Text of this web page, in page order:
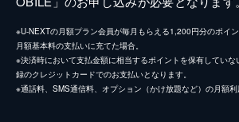
※U-NEXTの月額プラン会員が毎月もらえる1,200円分のポイ
月額基本料の支払いに充てた場合。
※決済時において支払金額に相当するポイントを保有してい
録のクレジットカードでのお支払いとなります。
※通話料、SMS通信料、オプション（かけ放題など）の月額利